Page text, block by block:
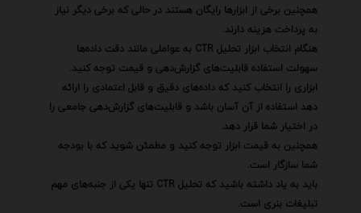
همچنین برخی از ابزارها رایگان هستند در حالی که برخی دیگر نیاز
به پرداخت هزینه دارند.
هنگام انتخاب ابزار تحلیل CTR به عواملی مانند دقت داده‌ها
سهولت استفاده قابلیت‌های گزارش‌دهی و قیمت توجه کنید.
ابزاری را انتخاب کنید که داده‌های دقیق و قابل اعتمادی را ارائه
دهد استفاده از آن آسان باشد و قابلیت‌های گزارش‌دهی جامعی را
در اختیار شما قرار دهد.
همچنین به قیمت ابزار توجه کنید و مطمئن شوید که با بودجه
شما سازگار است.
باید به یاد داشته باشید که تحلیل CTR تنها یکی از جنبه‌های مهم
تبلیغات بنری است.